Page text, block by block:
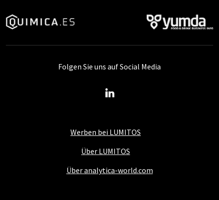
Werben bei LUMITOS
Über LUMITOS
Über analytica-world.com
Folgen Sie uns auf Social Media